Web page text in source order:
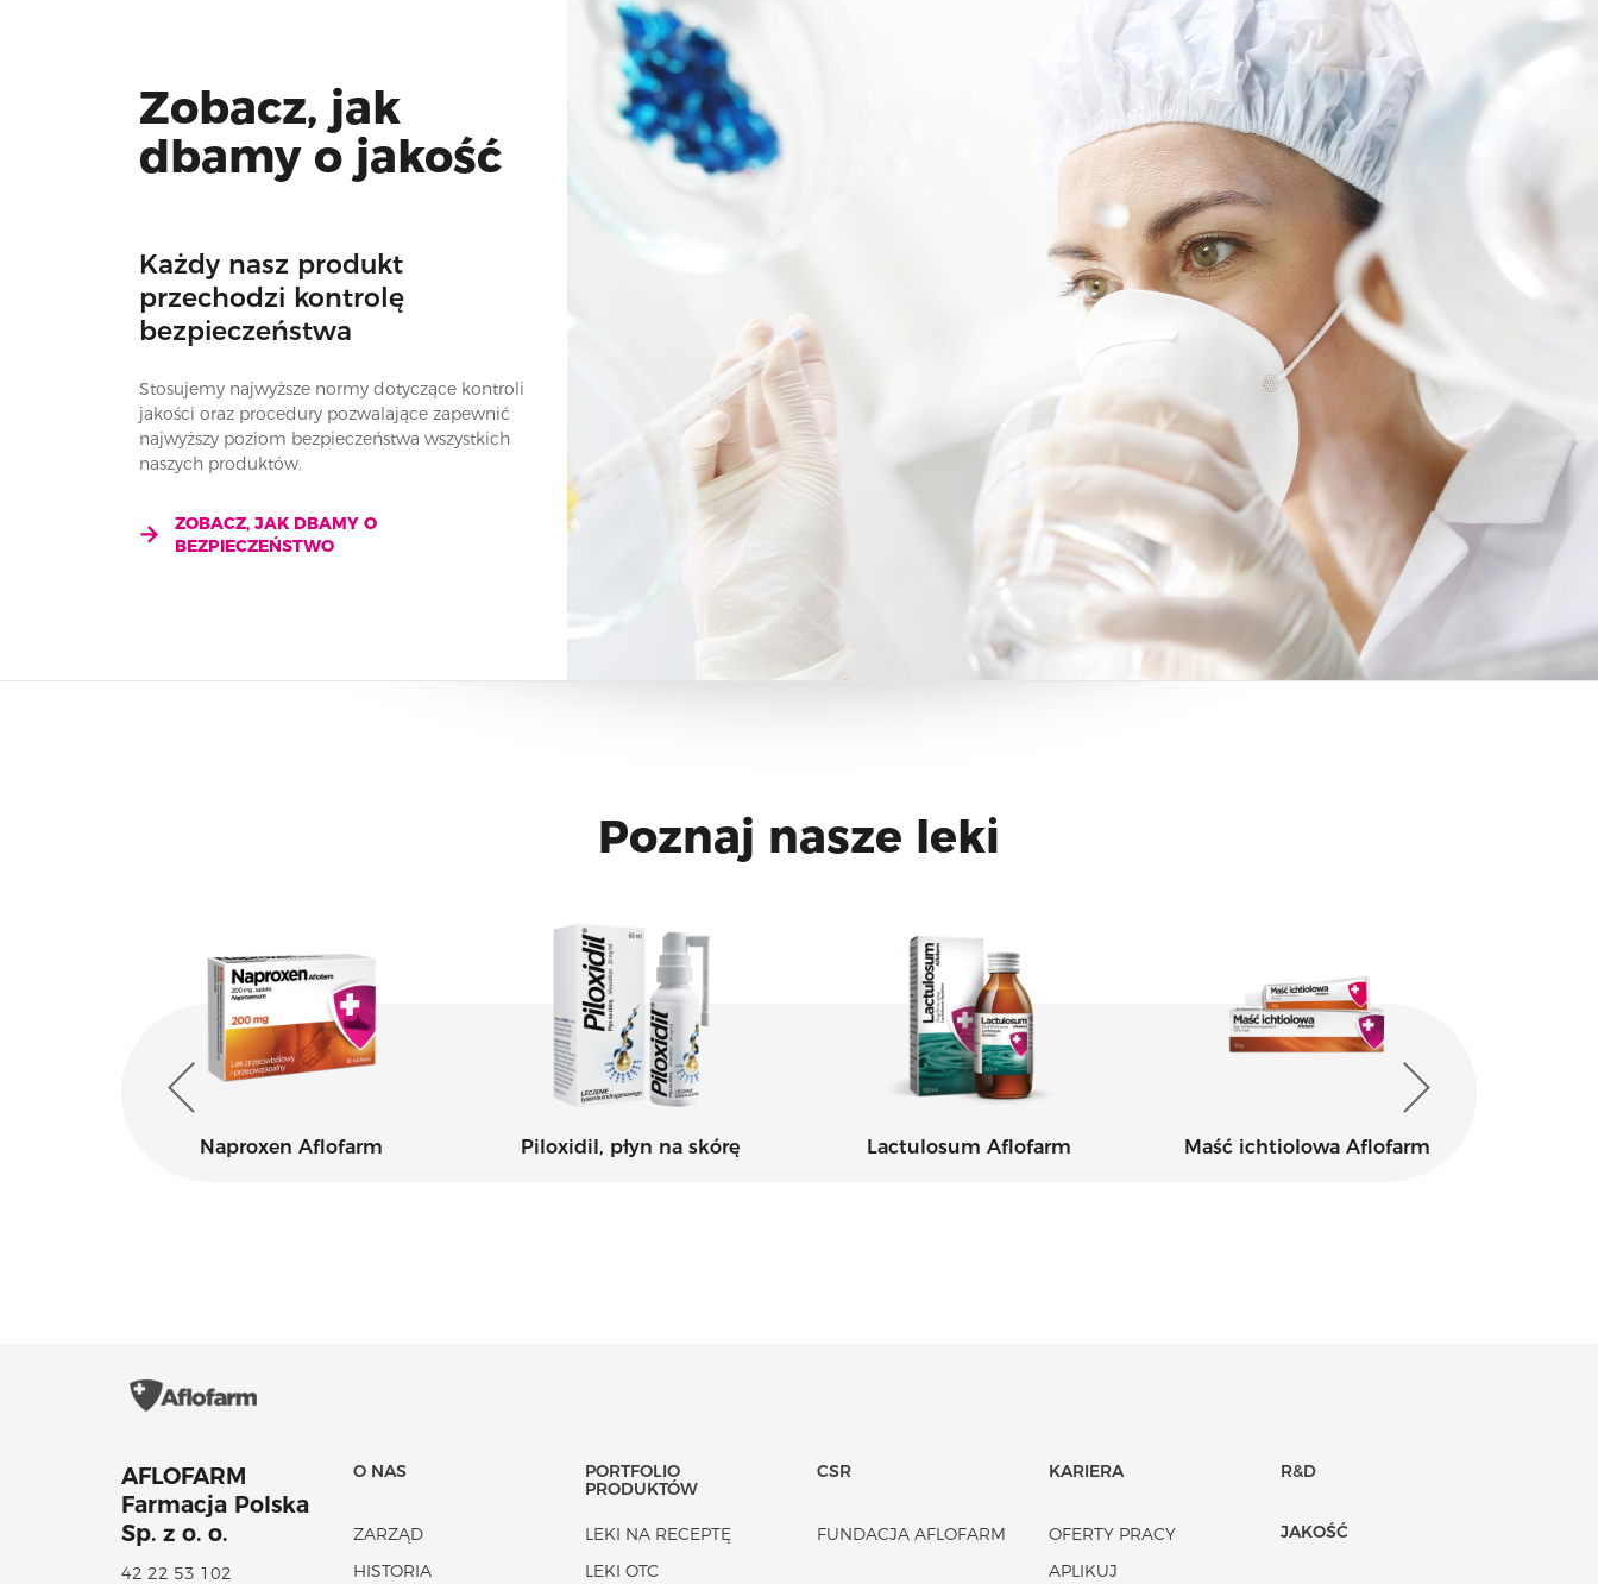
Zobacz, jak
dbamy o jakość
Każdy nasz produkt
przechodzi kontrolę
bezpieczeństwa
Stosujemy najwyższe normy dotyczące kontroli
jakości oraz procedury pozwalające zapewnić
najwyższy poziom bezpieczeństwa wszystkich
naszych produktów.
ZOBACZ, JAK DBAMY O
BEZPIECZEŃSTWO
Poznaj nasze leki
Naproxen Aflofarm Piloxidil, płyn na skórę Lactulosum Aflofarm Maść ichtiolowa Aflofarm
AFLOFARM
Farmacja Polska
Sp. z o. o.
42 22 53 102
O NAS
ZARZĄD
HISTORIA
PORTFOLIO
PRODUKTÓW
LEKI NA RECEPTĘ
LEKI OTC
CSR
FUNDACJA AFLOFARM
KARIERA
OFERTY PRACY
APLIKUJ
R&D
JAKOŚĆ